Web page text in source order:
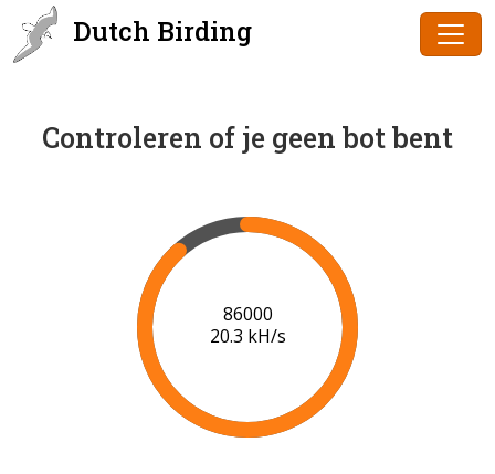
Dutch Birding
Controleren of je geen bot bent
88000
20.4 kH/s